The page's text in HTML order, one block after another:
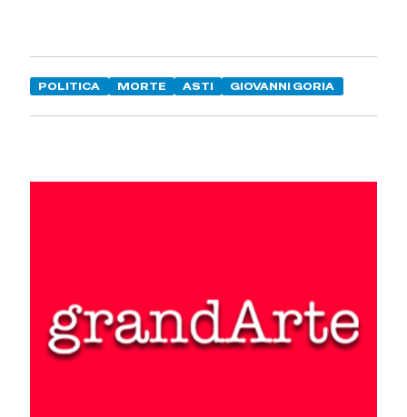
POLITICA MORTE ASTI GIOVANNI GORIA